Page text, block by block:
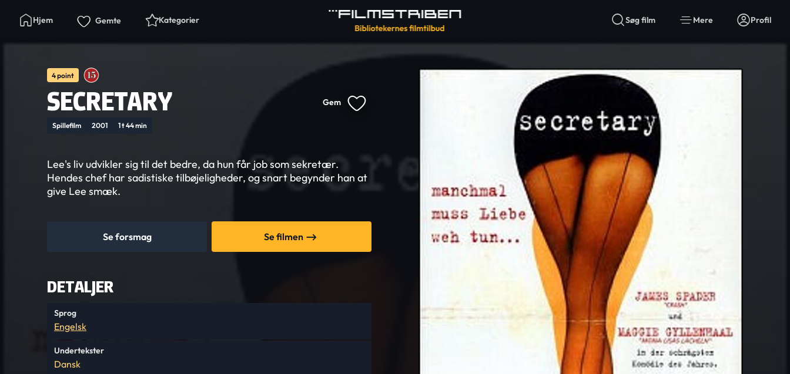
Hjem Gemte Kategorier Søg film Mere Profil
4 point
SECRETARY Gem
Spillefilm 2001 1 t 44 min
Lee's liv udvikler sig til det bedre, da hun får job som sekretær.
Hendes chef har sadistiske tilbøjeligheder, og snart begynder han at
give Lee smæk.
Se forsmag Se filmen
DETALJER
Sprog
Engelsk
Undertekster
Dansk